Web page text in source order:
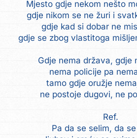
Mjesto gdje nekom nešto
gdje nikom se ne žuri i
gdje kad si dobar ne
gdje se zbog vlastitoga
Gdje nema država, gdje
nema policije pa
tamo gdje oružje
ne postoje dugovi, ne
Ref.
Pa da se selim, da